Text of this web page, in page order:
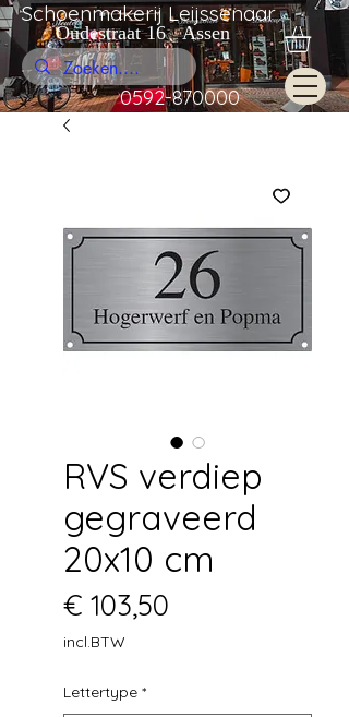
Schoenmakerij Leijssenaar
Oudestraat 16 Assen
0592-870000
RVS verdiep
gegraveerd
20x10 cm
€ 103,50
incl.BTW
Lettertype *